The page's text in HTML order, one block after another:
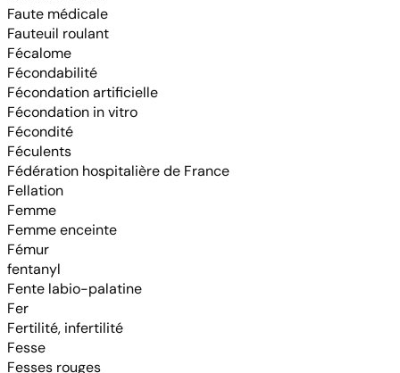
Faute médicale
Fauteuil roulant
Fécalome
Fécondabilité
Fécondation artificielle
Fécondation in vitro
Fécondité
Féculents
Fédération hospitalière de France
Fellation
Femme
Femme enceinte
Fémur
fentanyl
Fente labio-palatine
Fer
Fertilité, infertilité
Fesse
Fesses rouges